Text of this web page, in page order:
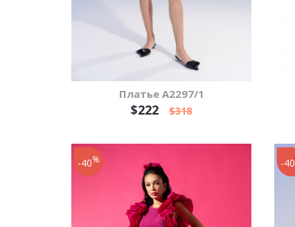
Платье А2297/1
$222 $318
-40% -40